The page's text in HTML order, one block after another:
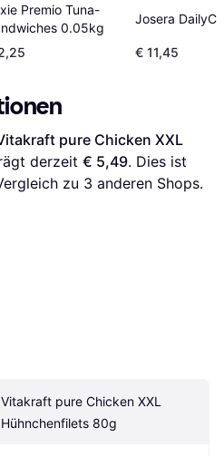
Premio Tuna-
0.05kg
Josera
€ 11,45
pure Chicken XXL
derzeit € 5,49. Dies ist
zu 3 anderen Shops.
Vitakraft pure Chicken XXL
Hühnchenfilets 80g